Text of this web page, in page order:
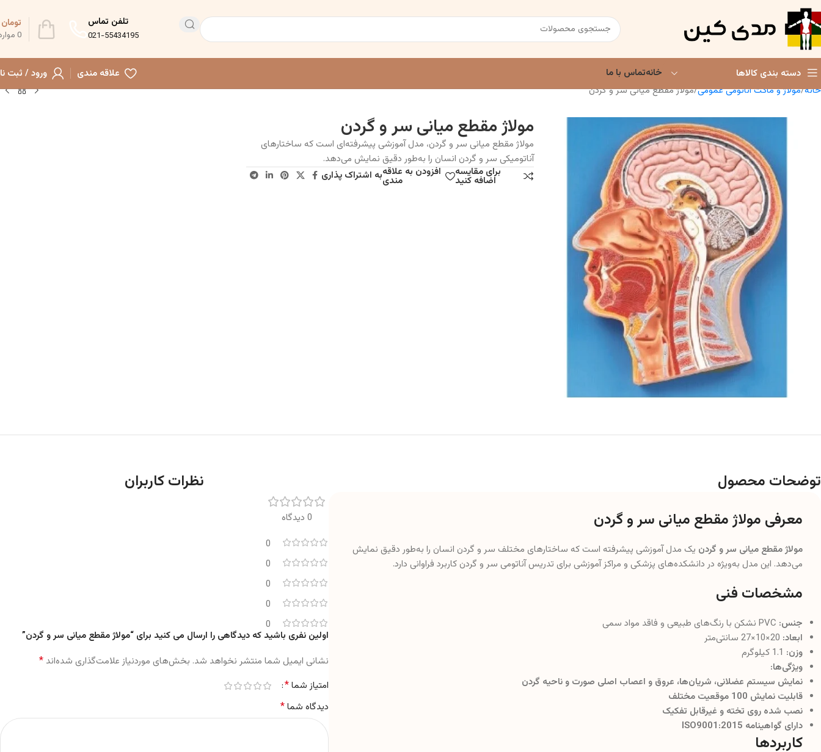
تلفن تماس
021-55434195
0
تومان
دسته بندی کالاها خانهتماس با ما علاقه مندی
ورود / ثبت
خانه مولاژ و ماکت آناتومی عمومی مولاژ مقطع میانی سر و گردن
مولاژ مقطع میانی سر و گردن
مولاژ مقطع میانی سر و گردن، مدل آموزشی پیشرفته‌ای است که ساختارهای
آناتومیکی سر و گردن انسان را به‌طور دقیق نمایش می‌دهد.
برای مقایسه
اضافه کنید
افزودن به علاقه
مندیبه اشتراک پذاری
توضحات محصول
معرفی مولاژ مقطع میانی سر و گردن
مولاژ مقطع میانی سر و گردن یک مدل آموزشی پیشرفته است که ساختارهای مختلف سر و گردن انسان را به‌طور دقیق نمایش
می‌دهد. این مدل به‌ویژه در دانشکده‌های پزشکی و مراکز آموزشی برای تدریس آناتومی سر و گردن کاربرد فراوانی دارد.
مشخصات فنی
جنس:
ابعاد:
وزن:
ویژگی‌ها:
نمایش سیستم عضلانی، شریان‌ها، عروق و اعصاب اصلی صورت و ناحیه گردن
قابلیت نمایش 100 موقعیت مختلف
نصب شده روی تخته و غیرقابل تفکیک
دارای گواهینامه ISO9001:2015
کاربردها
نظرات کاربران
0 دیدگاه
0
0
0
0
0
اولین نفری باشید که دیدگاهی را ارسال می کنید برای “مولاژ مقطع میانی سر و گردن”
نشانی ایمیل شما منتشر نخواهد شد. بخش‌های موردنیاز علامت‌گذاری شده‌اند*
امتیاز شما*
دیدگاه شما*